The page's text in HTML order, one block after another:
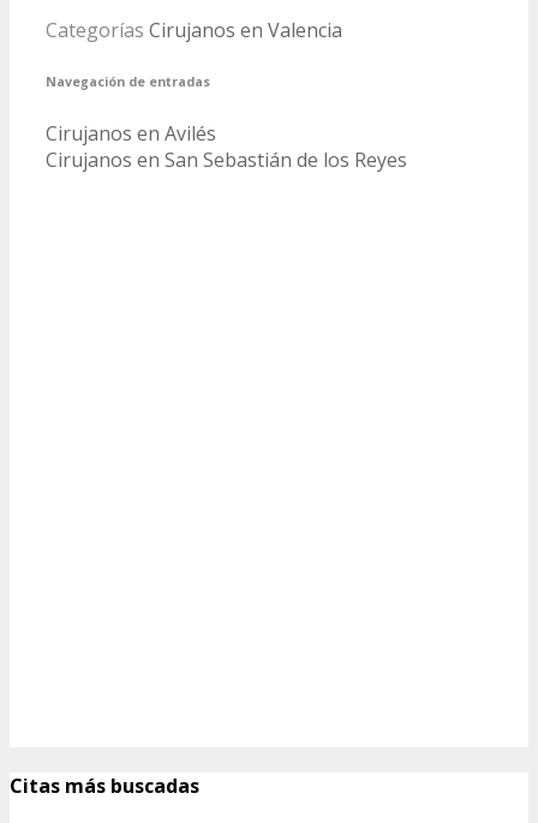
Categorías Cirujanos en Valencia
Navegación de entradas
Cirujanos en Avilés
Cirujanos en San Sebastián de los Reyes
Citas más buscadas